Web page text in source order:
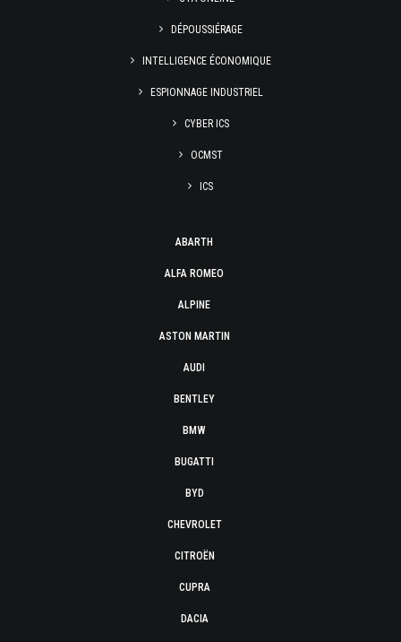
DÉPOUSSIÉRAGE
INTELLIGENCE ÉCONOMIQUE
ESPIONNAGE INDUSTRIEL
CYBER ICS
OCMST
ICS
ABARTH
ALFA ROMEO
ALPINE
ASTON MARTIN
AUDI
BENTLEY
BMW
BUGATTI
BYD
CHEVROLET
CITROËN
CUPRA
DACIA